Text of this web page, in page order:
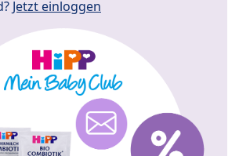
Jetzt einloggen